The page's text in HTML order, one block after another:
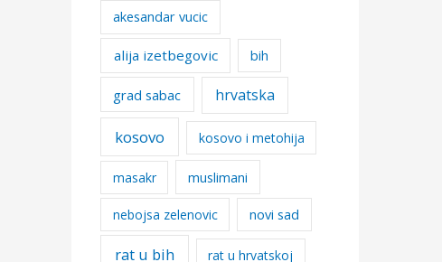
akesandar vucic
alija izetbegovic bih
grad sabac hrvatska
kosovo kosovo i metohija
masakr muslimani
nebojsa zelenovic novi sad
rat u bih rat u hrvatskoj